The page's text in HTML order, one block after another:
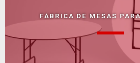
FÁBRICA DE MESAS